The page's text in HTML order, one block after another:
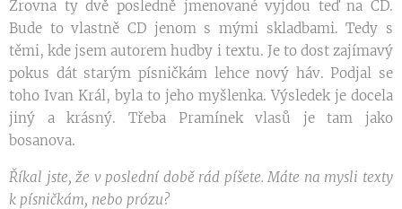
Zrovna ty dvě posledně jmenované vyjdou teď na CD.
Bude to vlastně CD jenom s mými skladbami. Tedy s
těmi, kde jsem autorem hudby i textu. Je to dost zajímavý
pokus dát starým písničkám lehce nový háv. Podjal se
toho Ivan Král, byla to jeho myšlenka. Výsledek je docela
jiný a krásný. Třeba Pramínek vlasů je tam jako
bosanova.
Říkal jste, že v poslední době rád píšete. Máte na mysli texty
k písničkám, nebo prózu?